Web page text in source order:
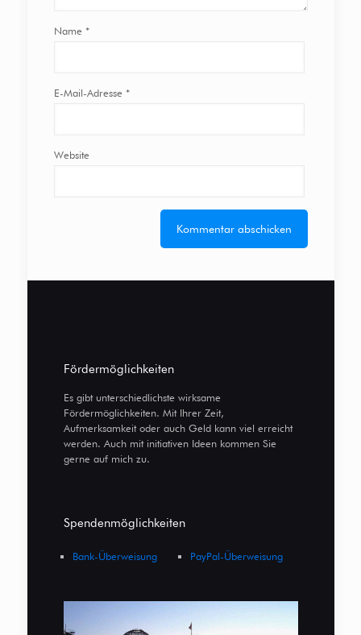
Name *
E-Mail-Adresse *
Website
Fördermöglichkeiten
Es gibt unterschiedlichste wirksame
Fördermöglichkeiten. Mit Ihrer Zeit,
Aufmerksamkeit oder auch Geld kann viel erreicht
werden. Auch mit initiativen Ideen kommen Sie
gerne auf mich zu.
Spendenmöglichkeiten
Bank-Überweisung PayPal-Überweisung